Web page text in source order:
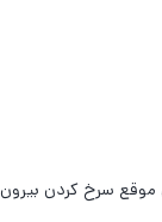
موقع سرخ کردن بیرون